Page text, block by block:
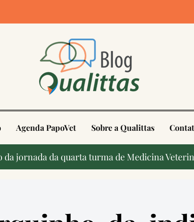
Agenda PapoVet Sobre a Qualittas
jornada da quarta turma de Medicina